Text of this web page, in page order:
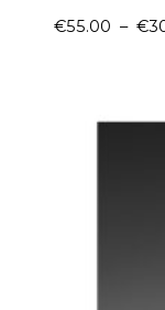
€55.00 – €